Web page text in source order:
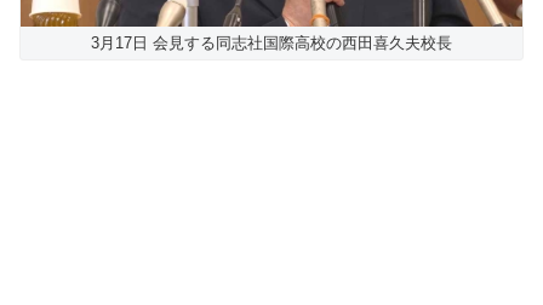
3月17日 会見する同志社国際高校の西田喜久夫校長